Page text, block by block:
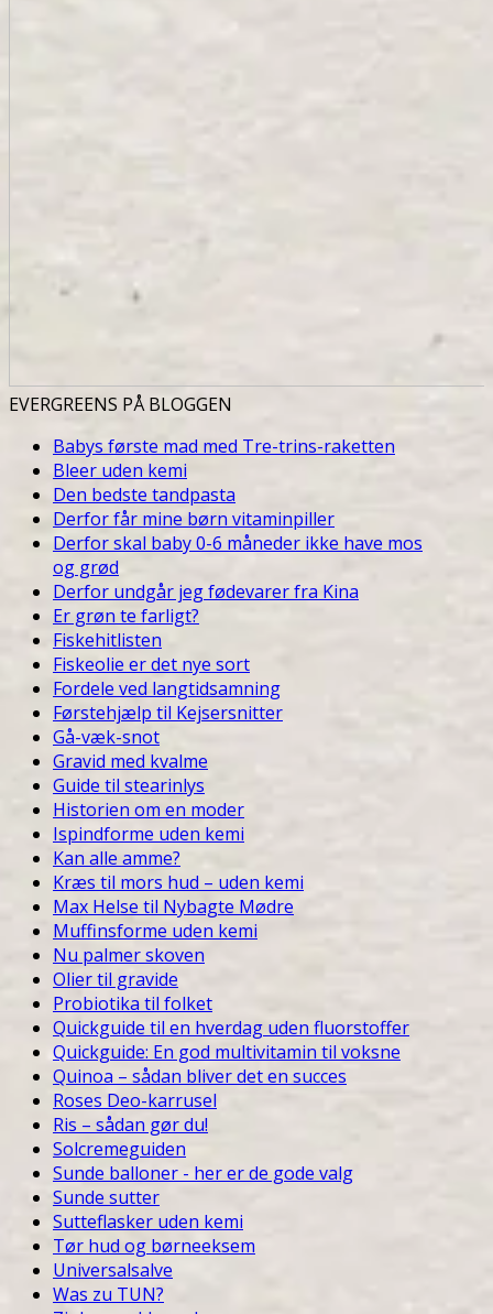
EVERGREENS PÅ BLOGGEN
Babys første mad med Tre-trins-raketten
Bleer uden kemi
Den bedste tandpasta
Derfor får mine børn vitaminpiller
Derfor skal baby 0-6 måneder ikke have mos
og grød
Derfor undgår jeg fødevarer fra Kina
Er grøn te farligt?
Fiskehitlisten
Fiskeolie er det nye sort
Fordele ved langtidsamning
Førstehjælp til Kejsersnitter
Gå-væk-snot
Gravid med kvalme
Guide til stearinlys
Historien om en moder
Ispindforme uden kemi
Kan alle amme?
Kræs til mors hud – uden kemi
Max Helse til Nybagte Mødre
Muffinsforme uden kemi
Nu palmer skoven
Olier til gravide
Probiotika til folket
Quickguide til en hverdag uden fluorstoffer
Quickguide: En god multivitamin til voksne
Quinoa – sådan bliver det en succes
Roses Deo-karrusel
Ris – sådan gør du!
Solcremeguiden
Sunde balloner - her er de gode valg
Sunde sutter
Sutteflasker uden kemi
Tør hud og børneeksem
Universalsalve
Was zu TUN?